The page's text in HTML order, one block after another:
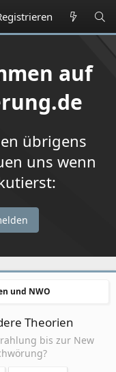
auf
übrigens
uns wenn
und NWO
Theorien
bis zur New